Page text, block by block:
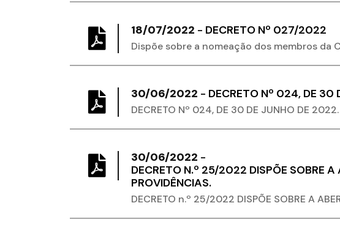
18/07/2022 - DECRETO Nº 027/2022
Dispõe sobre a nomeação dos membros
30/06/2022 - DECRETO Nº 024, DE 30
DECRETO Nº 024, DE 30 DE JUNHO DE 2022.
30/06/2022 -
DECRETO N.º 25/2022 DISPÕE SOBRE
PROVIDÊNCIAS.
DECRETO n.º 25/2022 DISPÕE SOBRE A